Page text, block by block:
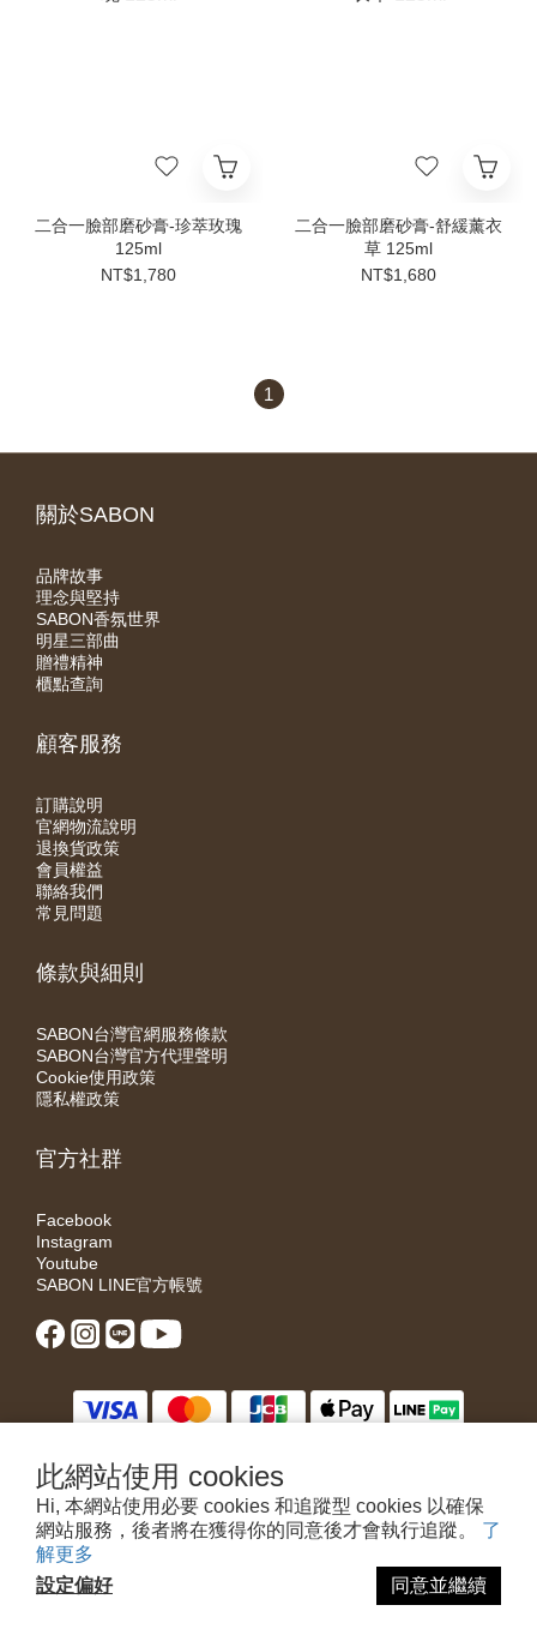
此網站使用 cookies
Hi, 本網站使用必要 cookies 和追蹤型 cookies 以確保
網站服務，後者將在獲得你的同意後才會執行追蹤。 了
解更多
設定偏好
同意並繼續
二合一臉部磨砂膏-珍萃玫瑰
125ml
NT$1,780
二合一臉部磨砂膏-舒緩薰衣
草 125ml
NT$1,680
1
關於SABON
品牌故事
理念與堅持
SABON香氛世界
明星三部曲
贈禮精神
櫃點查詢
顧客服務
訂購說明
官網物流說明
退換貨政策
會員權益
聯絡我們
常見問題
條款與細則
SABON台灣官網服務條款
SABON台灣官方代理聲明
Cookie使用政策
隱私權政策
官方社群
Facebook
Instagram
Youtube
SABON LINE官方帳號
近期詐騙猖獗，若接獲可疑來電，請拒接並撥打165反詐騙專線查證